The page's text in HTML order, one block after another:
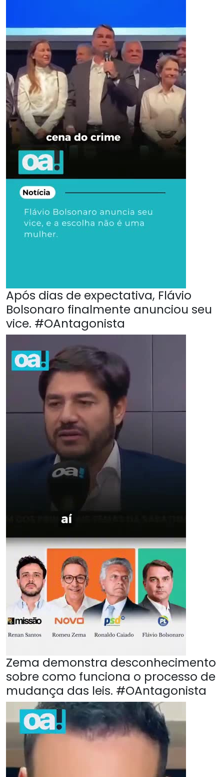
Após dias de expectativa, Flávio
Bolsonaro finalmente anunciou seu
vice. #OAntagonista
Zema demonstra desconhecimento
sobre como funciona o processo de
mudança das leis. #OAntagonista